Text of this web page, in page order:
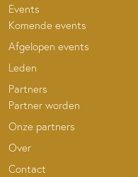
Events
Komende events
Afgelopen events
Leden
Partners
Partner worden
Onze partners
Over
Contact